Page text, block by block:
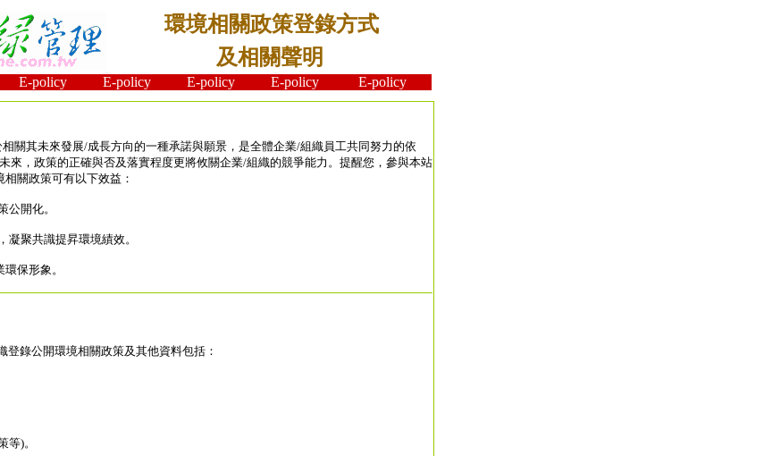
環境相關政策登錄方式
及相關聲明
policy E-policy E-policy E-policy E-policy
關其未來發展/成長方向的一種承諾與願景，是全體企業/組織員工共同努力的依
來，政策的正確與否及落實程度更將攸關企業/組織的競爭能力。提醒您，參與本站
關政策可有以下效益：
公開化。
凝聚共識提昇環境績效。
保形象。
登錄公開環境相關政策及其他資料包括：
等)。